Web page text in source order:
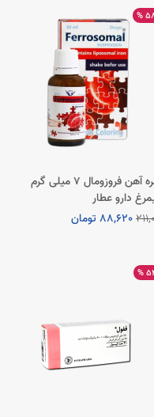
58
قطره آهن فروزومال 7 میلی گرم
دارو عطار
88,620 تومان
54